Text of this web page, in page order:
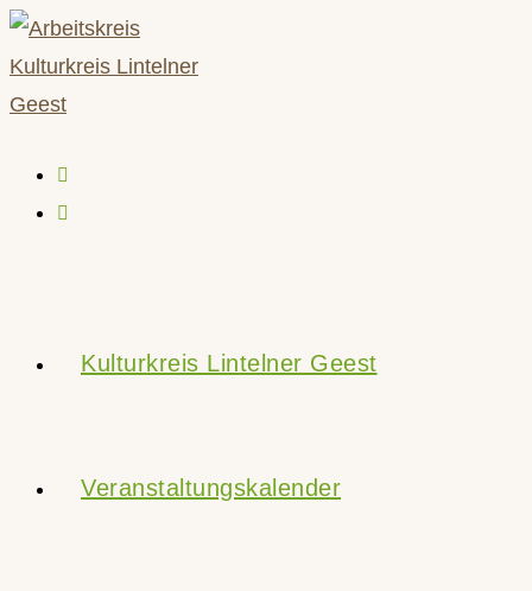
Zum
Inhalt
springen
Kulturkreis Lintelner Geest
Veranstaltungskalender